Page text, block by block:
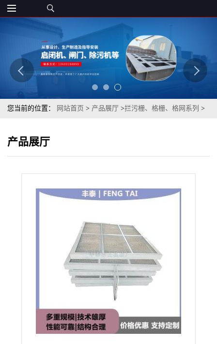
您当前的位置： 网站首页 > 产品展厅 >拦污栅、格栅、格网系列 >
产品展厅